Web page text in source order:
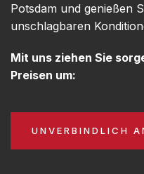
Potsdam und genießen
unschlagbaren
Mit uns ziehen Sie
Preisen um:
UNVERBINDLICH